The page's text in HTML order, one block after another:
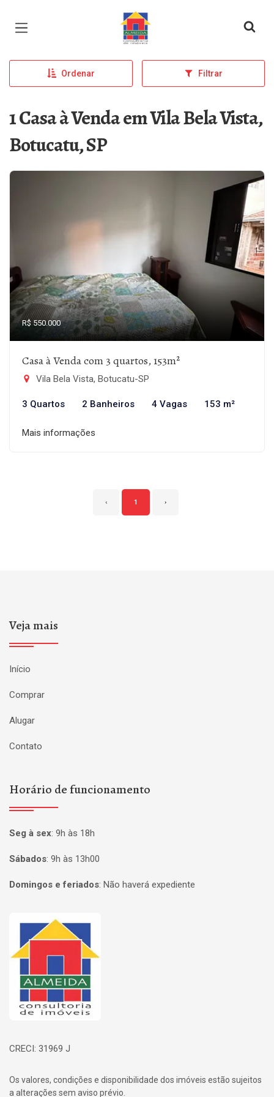
Página inicial
Ordenar Filtrar
1 Casa à Venda em Vila Bela Vista,
Botucatu, SP
R$ 550.000
Casa à Venda com 3 quartos, 153m²
Vila Bela Vista, Botucatu-SP
3 Quartos 2 Banheiros 4 Vagas 153 m²
Mais informações
‹ 1 ›
Veja mais
Início
Comprar
Alugar
Contato
Horário de funcionamento
Seg à sex: 9h às 18h
Sábados: 9h às 13h00
Domingos e feriados: Não haverá expediente
Página inicial
CRECI: 31969 J
Os valores, condições e disponibilidade dos imóveis estão sujeitos
a alterações sem aviso prévio.